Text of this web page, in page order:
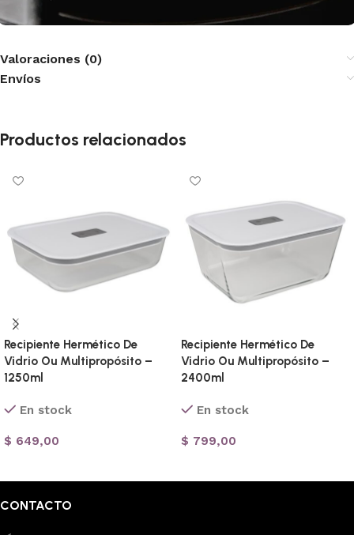
Valoraciones (0)
Envíos
Productos relacionados
Recipiente Hermético De
Vidrio Ou Multipropósito –
1250ml
En stock
$ 649,00
Recipiente Hermético De
Vidrio Ou Multipropósito –
2400ml
En stock
$ 799,00
CONTACTO